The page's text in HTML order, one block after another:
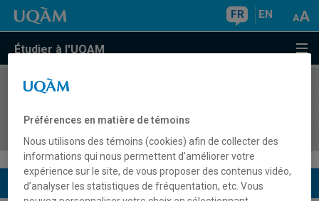
FR EN
Étudier à l'UQAM
COURS//
marginalisation et des régulations sociales
Description du cours
Préférences en matière de témoins
Nous utilisons des témoins (cookies) afin de collecter des
informations qui nous permettent d’améliorer votre
expérience sur le site, de vous proposer des contenus vidéo,
d’analyser les statistiques de fréquentation, etc. Vous